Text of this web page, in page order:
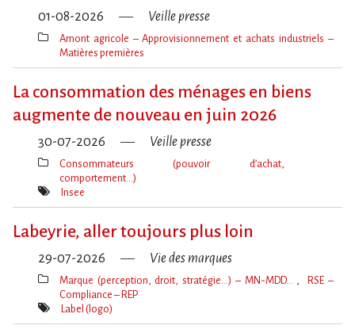
01-08-2026 Veille presse
Thèmes(s)
Amont agricole – Approvisionnement et achats industriels –
Matières premières
La consommation des ménages en biens
augmente de nouveau en juin 2026
30-07-2026 Veille presse
Thèmes(s)
Consommateurs (pouvoir d’achat,
comportement…)
Mot(s)-
Insee
Labeyrie, aller toujours plus loin
29-07-2026 Vie des marques
Thèmes(s)
Marque (perception, droit, stratégie…) – MN-MDD…
RSE –
Compliance – REP
Mot(s)-
Label (logo)